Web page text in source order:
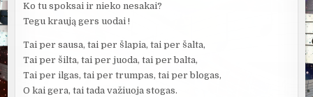
Ko tu spoksai ir nieko nesakai?
Tegu kraują gers uodai !
Tai per sausa, tai per šlapia, tai per šalta,
Tai per šilta, tai per juoda, tai per balta,
Tai per ilgas, tai per trumpas, tai per blogas,
O kai gera, tai tada važiuoja stogas.